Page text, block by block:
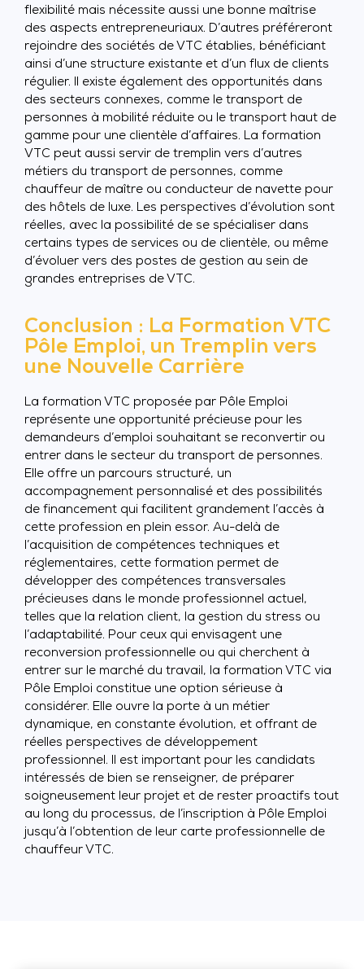
flexibilité mais nécessite aussi une bonne maîtrise
des aspects entrepreneuriaux. D’autres préféreront
rejoindre des sociétés de VTC établies, bénéficiant
ainsi d’une structure existante et d’un flux de clients
régulier. Il existe également des opportunités dans
des secteurs connexes, comme le transport de
personnes à mobilité réduite ou le transport haut de
gamme pour une clientèle d’affaires. La formation
VTC peut aussi servir de tremplin vers d’autres
métiers du transport de personnes, comme
chauffeur de maître ou conducteur de navette pour
des hôtels de luxe. Les perspectives d’évolution sont
réelles, avec la possibilité de se spécialiser dans
certains types de services ou de clientèle, ou même
d’évoluer vers des postes de gestion au sein de
grandes entreprises de VTC.
Conclusion : La Formation VTC
Pôle Emploi, un Tremplin vers
une Nouvelle Carrière
La formation VTC proposée par Pôle Emploi
représente une opportunité précieuse pour les
demandeurs d’emploi souhaitant se reconvertir ou
entrer dans le secteur du transport de personnes.
Elle offre un parcours structuré, un
accompagnement personnalisé et des possibilités
de financement qui facilitent grandement l’accès à
cette profession en plein essor. Au-delà de
l’acquisition de compétences techniques et
réglementaires, cette formation permet de
développer des compétences transversales
précieuses dans le monde professionnel actuel,
telles que la relation client, la gestion du stress ou
l’adaptabilité. Pour ceux qui envisagent une
reconversion professionnelle ou qui cherchent à
entrer sur le marché du travail, la formation VTC via
Pôle Emploi constitue une option sérieuse à
considérer. Elle ouvre la porte à un métier
dynamique, en constante évolution, et offrant de
réelles perspectives de développement
professionnel. Il est important pour les candidats
intéressés de bien se renseigner, de préparer
soigneusement leur projet et de rester proactifs tout
au long du processus, de l’inscription à Pôle Emploi
jusqu’à l’obtention de leur carte professionnelle de
chauffeur VTC.